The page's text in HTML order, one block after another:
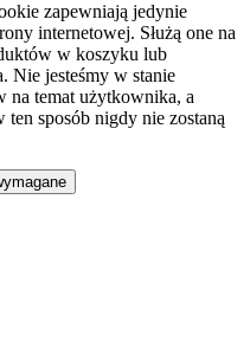
zapewniają jedynie
internetowej. Służą one na
w koszyku lub
Nie jesteśmy w stanie
na temat użytkownika, a
sposób nigdy nie zostaną